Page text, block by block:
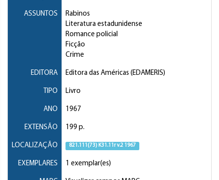
ASSUNTOS
Rabinos
Literatura estadunidense
Romance policial
Ficção
Crime
EDITORA Editora das Américas (EDAMERIS)
TIPO Livro
ANO 1967
EXTENSÃO 199 p.
LOCALIZAÇÃO 821.111(73) K31.11r v.2 1967
EXEMPLARES 1 exemplar(es)